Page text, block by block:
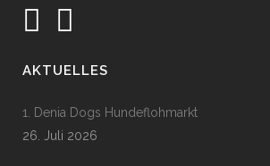
AKTUELLES
1. Denia Dogs Hundeflohmarkt
26. Juli 2026